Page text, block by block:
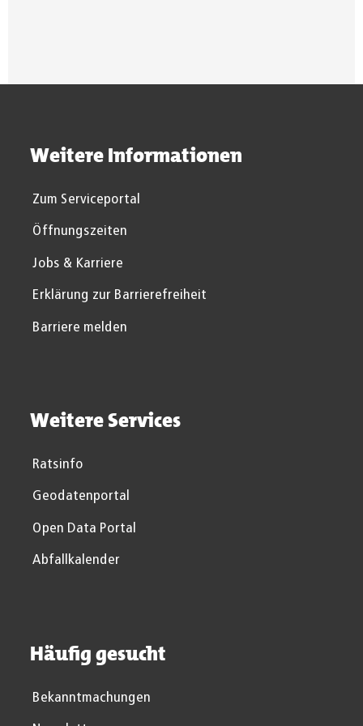
Weitere Informationen
Zum Serviceportal
Öffnungszeiten
Jobs & Karriere
Erklärung zur Barrierefreiheit
Barriere melden
Weitere Services
Ratsinfo
Geodatenportal
Open Data Portal
Abfallkalender
Häufig gesucht
Bekanntmachungen